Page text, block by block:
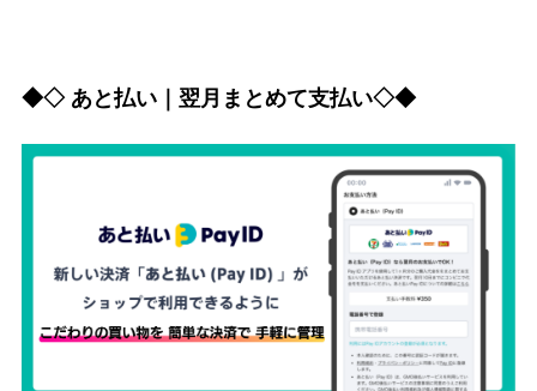
◆◇ あと払い｜翌月まとめて支払い◇◆